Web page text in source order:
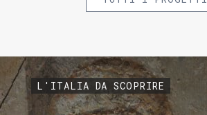
L'ITALIA DA SCOPRIRE